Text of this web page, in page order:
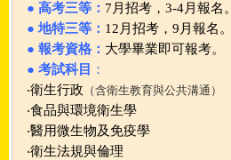
● 高考三等： 7月招考，3-4月報名。
● 地特三等： 12月招考，9月報名。
● 報考資格： 大學畢業即可報考。
● 考試科目
：
‧衛生行政 （含衛生教育與公共溝通）
‧食品與環境衛生學
‧醫用微生物及免疫學
‧衛生法規與倫理